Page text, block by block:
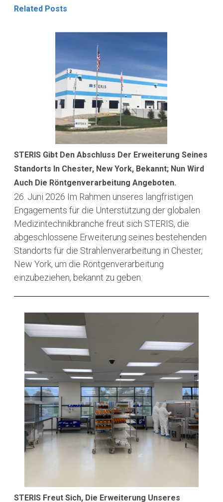
Related Posts
STERIS Gibt Den Abschluss Der Erweiterung Seines
Standorts In Chester, New York, Bekannt; Nun Wird
Auch Die Röntgenverarbeitung Angeboten.
26. Juni 2026 Im Rahmen unseres langfristigen
Engagements für die Unterstützung der globalen
Medizintechnikbranche freut sich STERIS, die
abgeschlossene Erweiterung seines bestehenden
Standorts für die Strahlenverarbeitung in Chester,
New York, um die Röntgenverarbeitung
einzubeziehen, bekannt zu geben.
STERIS Freut Sich, Die Erweiterung Unseres